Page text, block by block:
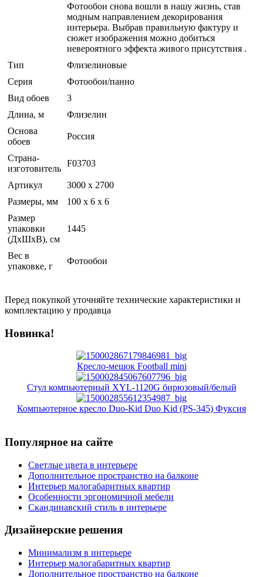
Фотообои снова вошли в нашу жизнь, став
модным направлением декорирования
интерьера. Выбрав правильную фактуру и
сюжет изображения можно добиться
невероятного эффекта живого присутствия .
Тип
Флизелиновые
Серия
Фотообои/панно
Вид обоев
3
Длина, м
Флизелин
Основа
обоев
Россия
Страна-
изготовитель
F03703
Артикул
3000 x 2700
Размеры, мм
100 x 6 x 6
Размер
упаковки
(ДхШхВ), см
1445
Вес в
упаковке, г
Фотообои
Перед покупкой уточняйте технические характеристики и
комплектацию у продавца
Новинка!
Кресло-мешок Football mini
Стул компьютерный XYL-1120G бирюзовый/белый
Компьютерное кресло Duo-Kid Duo Kid (PS-345) Фуксия
Популярное на сайте
Светлые цвета в интерьере
Дополнительное пространство на балконе
Интерьер малогабаритных квартир
Особенности эргономичной мебели
Скандинавский стиль в интерьере
Дизайнерские решения
Минимализм в интерьере
Интерьер малогабаритных квартир
Дополнительное пространство на балконе